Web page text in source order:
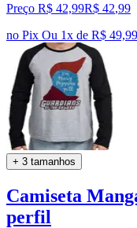
Preço R$ 42,99R$ 42,99
no Pix Ou 1x de R$
+ 3 tamanhos
Camiseta
perfil